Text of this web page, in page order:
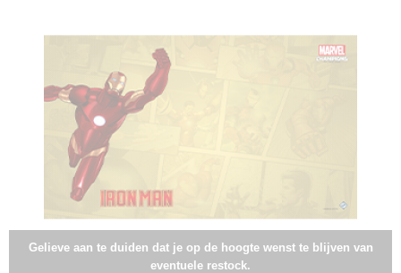
Gelieve aan te duiden dat je op de hoogte wenst te blijven van
eventuele restock.